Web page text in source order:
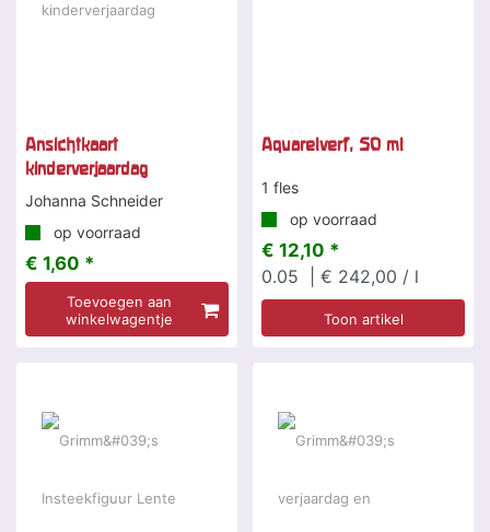
Ansichtkaart
kinderverjaardag
Johanna Schneider
op voorraad
€ 1,60 *
Toevoegen aan
winkelwagentje
Aquarelverf, 50 ml
1 fles
op voorraad
€ 12,10 *
0.05
| € 242,00 / l
Toon artikel